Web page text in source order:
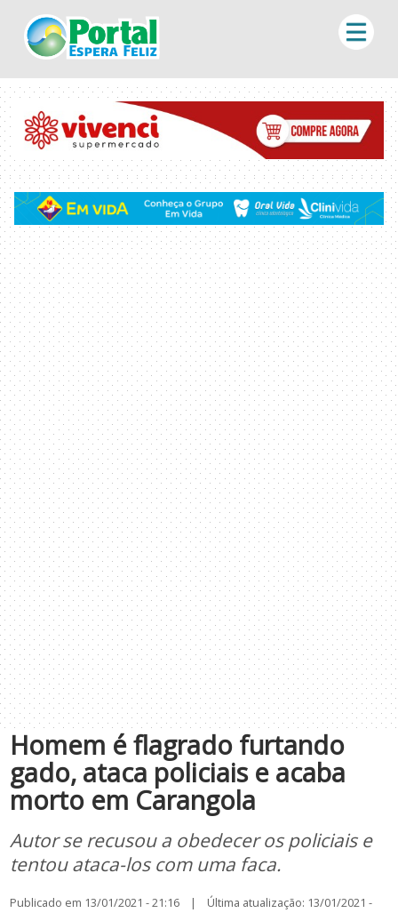
Homem é flagrado furtando
gado, ataca policiais e acaba
morto em Carangola
Autor se recusou a obedecer os policiais e
tentou ataca-los com uma faca.
Publicado em 13/01/2021 - 21:16 | Última atualização: 13/01/2021 -